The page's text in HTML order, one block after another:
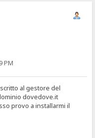
PM
al gestore del
dovedove.it
provo a installarmi il